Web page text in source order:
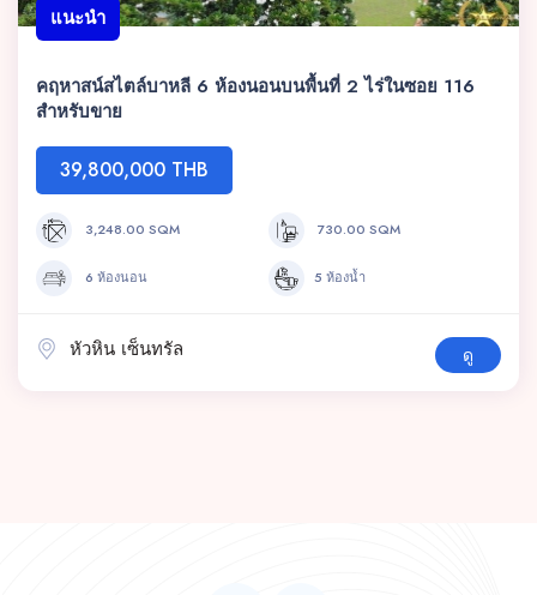
แนะนำ
คฤหาสน์สไตล์บาหลี 6 ห้องนอนบนพื้นที่ 2 ไร่ในซอย 116
สำหรับขาย
39,800,000 THB
3,248.00 SQM 730.00 SQM
6 ห้องนอน 5 ห้องน้ำ
หัวหิน เซ็นทรัล ดู